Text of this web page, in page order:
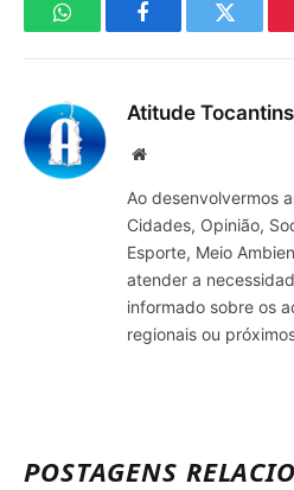
WhatsAppFacebookTwitter
Atitude Tocantins
Site
Ao desenvolvermos
Cidades, Opinião,
Esporte, Meio
atender a
informado sobre os
regionais ou
POSTAGENS